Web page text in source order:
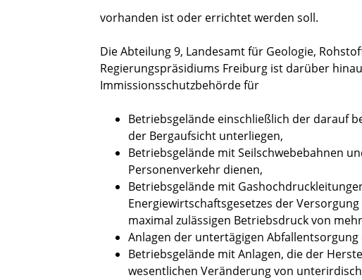
vorhanden ist oder errichtet werden soll.
Die Abteilung 9, Landesamt für Geologie,
Regierungspräsidiums Freiburg ist darüber
Immissionsschutzbehörde für
Betriebsgelände einschließlich der darauf
der Bergaufsicht unterliegen,
Betriebsgelände mit Seilschwebebahnen
Personenverkehr dienen,
Betriebsgelände mit
Energiewirtschaftsgesetzes der
maximal zulässigen Betriebsdruck von
Anlagen der untertägigen Abfallentsorgung
Betriebsgelände mit Anlagen, die der
wesentlichen Veränderung von